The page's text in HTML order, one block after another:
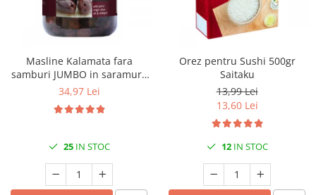
Masline Kalamata fara
samburi JUMBO in saramura
1kg FOS
34,97 Lei
25IN STOC
Orez pentru Sushi 500gr
Saitaku
13,99 Lei
13,60 Lei
12IN STOC